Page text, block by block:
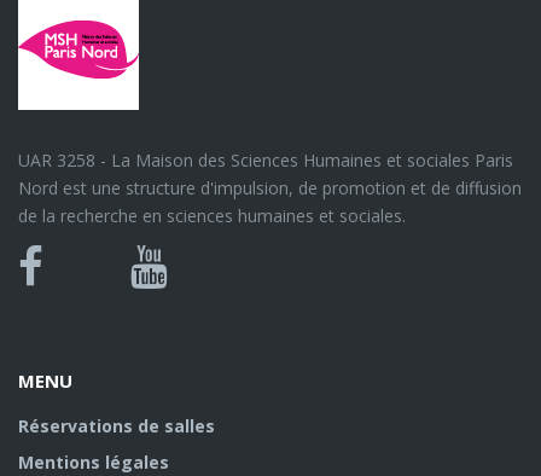
UAR 3258 - La Maison des Sciences Humaines et sociales Paris
Nord est une structure d'impulsion, de promotion et de diffusion
de la recherche en sciences humaines et sociales.
Bluesky
Canal
MENU
Réservations de salles
Mentions légales